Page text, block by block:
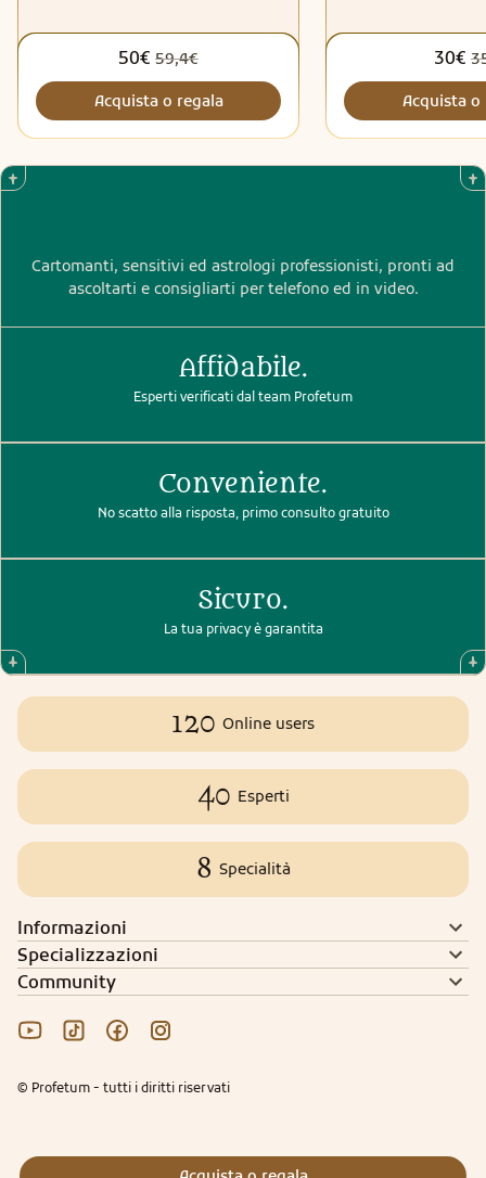
50€ 59,4€
Acquista o regala
30€
Acquista o
Cartomanti, sensitivi ed astrologi professionisti, pronti ad
ascoltarti e consigliarti per telefono ed in video.
Affidabile.
Esperti verificati dal team Profetum
Conveniente.
No scatto alla risposta, primo consulto gratuito
Sicuro.
La tua privacy è garantita
120 Online users
40 Esperti
8 Specialità
Informazioni
Specializzazioni
Community
© Profetum - tutti i diritti riservati